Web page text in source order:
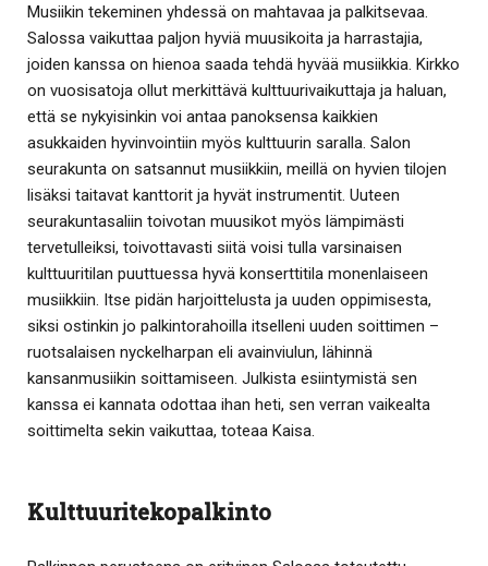
Musiikin tekeminen yhdessä on mahtavaa ja palkitsevaa.
Salossa vaikuttaa paljon hyviä muusikoita ja harrastajia,
joiden kanssa on hienoa saada tehdä hyvää musiikkia. Kirkko
on vuosisatoja ollut merkittävä kulttuurivaikuttaja ja haluan,
että se nykyisinkin voi antaa panoksensa kaikkien
asukkaiden hyvinvointiin myös kulttuurin saralla. Salon
seurakunta on satsannut musiikkiin, meillä on hyvien tilojen
lisäksi taitavat kanttorit ja hyvät instrumentit. Uuteen
seurakuntasaliin toivotan muusikot myös lämpimästi
tervetulleiksi, toivottavasti siitä voisi tulla varsinaisen
kulttuuritilan puuttuessa hyvä konserttitila monenlaiseen
musiikkiin. Itse pidän harjoittelusta ja uuden oppimisesta,
siksi ostinkin jo palkintorahoilla itselleni uuden soittimen –
ruotsalaisen nyckelharpan eli avainviulun, lähinnä
kansanmusiikin soittamiseen. Julkista esiintymistä sen
kanssa ei kannata odottaa ihan heti, sen verran vaikealta
soittimelta sekin vaikuttaa, toteaa Kaisa.
Kulttuuritekopalkinto